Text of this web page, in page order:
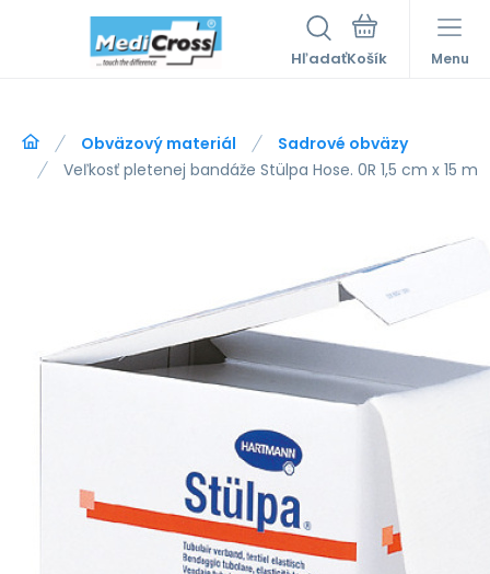
Hľadať Menu
Obväzový materiál
Sadrové obväzy
Veľkosť pletenej bandáže Stülpa Hose. 0R 1,5 cm x 15 m